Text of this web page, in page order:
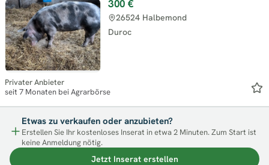
300 €
Duroc
26524 Halbemond
Privater Anbieter
seit 7 Monaten bei Agrarbörse
Etwas zu verkaufen oder anzubieten?
Erstellen Sie Ihr kostenloses Inserat in etwa 2 Minuten. Zum Start ist
keine Anmeldung nötig.
Jetzt Inserat erstellen